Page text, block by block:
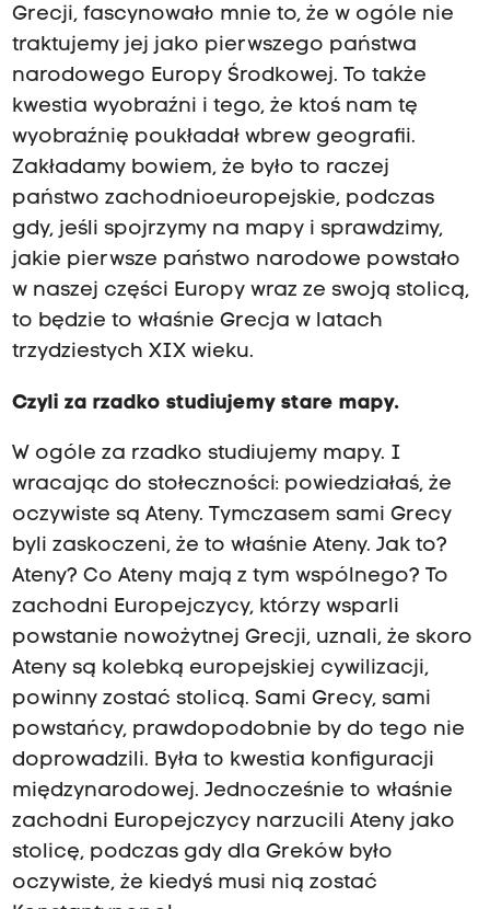
Grecji, fascynowało mnie to, że w ogóle nie
traktujemy jej jako pierwszego państwa
narodowego Europy Środkowej. To także
kwestia wyobraźni i tego, że ktoś nam tę
wyobraźnię poukładał wbrew geografii.
Zakładamy bowiem, że było to raczej
państwo zachodnioeuropejskie, podczas
gdy, jeśli spojrzymy na mapy i sprawdzimy,
jakie pierwsze państwo narodowe powstało
w naszej części Europy wraz ze swoją stolicą,
to będzie to właśnie Grecja w latach
trzydziestych XIX wieku.
Czyli za rzadko studiujemy stare mapy.
W ogóle za rzadko studiujemy mapy. I
wracając do stołeczności: powiedziałaś, że
oczywiste są Ateny. Tymczasem sami Grecy
byli zaskoczeni, że to właśnie Ateny. Jak to?
Ateny? Co Ateny mają z tym wspólnego? To
zachodni Europejczycy, którzy wsparli
powstanie nowożytnej Grecji, uznali, że skoro
Ateny są kolebką europejskiej cywilizacji,
powinny zostać stolicą. Sami Grecy, sami
powstańcy, prawdopodobnie by do tego nie
doprowadzili. Była to kwestia konfiguracji
międzynarodowej. Jednocześnie to właśnie
zachodni Europejczycy narzucili Ateny jako
stolicę, podczas gdy dla Greków było
oczywiste, że kiedyś musi nią zostać